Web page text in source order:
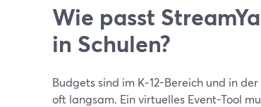
Wie passt
in Schulen?
Budgets sind im K‑12-Bereich und in
oft langsam. Ein virtuelles Event-Tool